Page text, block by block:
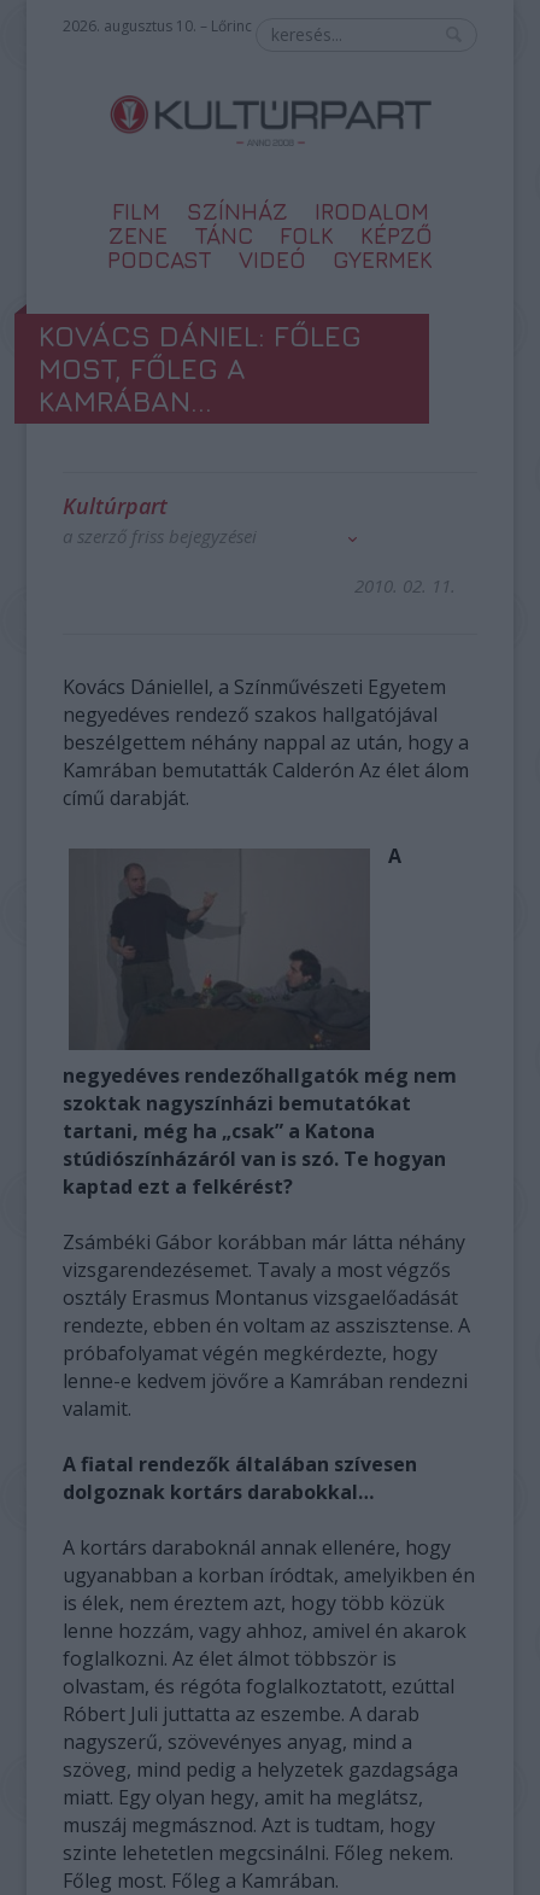
2026. augusztus 10. – Lőrinc
FILM SZÍNHÁZ
IRODALOM
ZENE
TÁNC FOLK
KÉPZŐ
PODCAST
VIDEÓ GYERMEK
KOVÁCS DÁNIEL: FŐLEG
MOST, FŐLEG A
KAMRÁBAN...
Kultúrpart
a szerző friss bejegyzései
2010. 02. 11.
Kovács Dániellel, a Színművészeti Egyetem
negyedéves rendező szakos hallgatójával
beszélgettem néhány nappal az után, hogy a
Kamrában bemutatták Calderón Az élet álom
című darabját.
A
negyedéves rendezőhallgatók még nem
szoktak nagyszínházi bemutatókat
tartani, még ha „csak” a Katona
stúdiószínházáról van is szó. Te hogyan
kaptad ezt a felkérést?
Zsámbéki Gábor korábban már látta néhány
vizsgarendezésemet. Tavaly a most végzős
osztály Erasmus Montanus vizsgaelőadását
rendezte, ebben én voltam az asszisztense. A
próbafolyamat végén megkérdezte, hogy
lenne-e kedvem jövőre a Kamrában rendezni
valamit.
A fiatal rendezők általában szívesen
dolgoznak kortárs darabokkal…
A kortárs daraboknál annak ellenére, hogy
ugyanabban a korban íródtak, amelyikben én
is élek, nem éreztem azt, hogy több közük
lenne hozzám, vagy ahhoz, amivel én akarok
foglalkozni. Az élet álmot többször is
olvastam, és régóta foglalkoztatott, ezúttal
Róbert Juli juttatta az eszembe. A darab
nagyszerű, szövevényes anyag, mind a
szöveg, mind pedig a helyzetek gazdagsága
miatt. Egy olyan hegy, amit ha meglátsz,
muszáj megmásznod. Azt is tudtam, hogy
szinte lehetetlen megcsinálni. Főleg nekem.
Főleg most. Főleg a Kamrában.